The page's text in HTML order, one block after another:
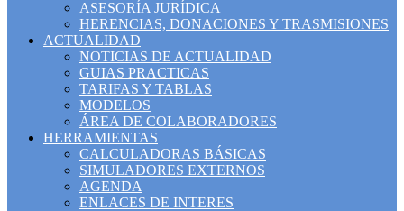
ASESORÍA JURÍDICA
HERENCIAS, DONACIONES Y TRASMISIONES
ACTUALIDAD
NOTICIAS DE ACTUALIDAD
GUIAS PRACTICAS
TARIFAS Y TABLAS
MODELOS
ÁREA DE COLABORADORES
HERRAMIENTAS
CALCULADORAS BÁSICAS
SIMULADORES EXTERNOS
AGENDA
ENLACES DE INTERES